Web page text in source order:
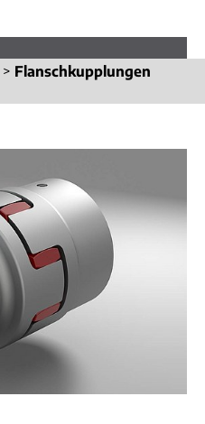
> Flanschkupplungen